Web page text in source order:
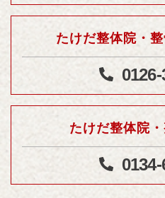
たけだ整体院・
たけだ整体院